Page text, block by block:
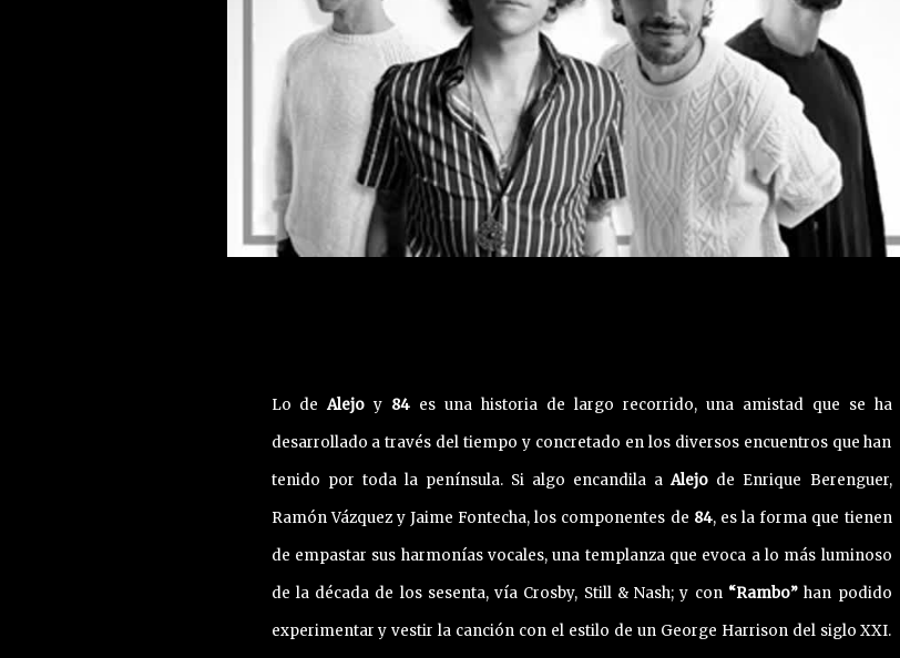
Lo deAlejo y 84 es una historia de largo recorrido, una amistad que se ha
desarrollado a través del tiempo y concretado en los diversos encuentros que han
tenido por toda la península. Si algo encandila aAlejo de Enrique Berenguer,
Ramón Vázquez y Jaime Fontecha, los componentes de 84, es la forma que tienen
de empastar sus harmonías vocales, una templanza que evoca a lo más luminoso
de la década de los sesenta, vía Crosby, Still & Nash; y con “Rambo”han podido
experimentar y vestir la canción con el estilo de un George Harrison del siglo XXI.